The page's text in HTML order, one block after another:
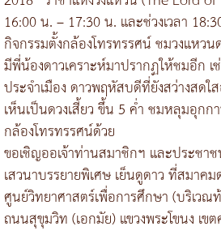
16:00 น. – 17:30 น. และช่วงเวลา
กิจกรรมตั้งกล้องโทรทรรศน์ ชมวงแหวน
มีพี่น้องดาวเคราะห์มาปรากฏให้ชมอีก
ประจำเมือง ดาวพฤหัสบดีที่ยังสว่างสด
เห็นเป็นดวงเสี้ยว ขึ้น 5 ค่ำ ชมหลุมอุก
กล้องโทรทรรศน์ด้วย
ขอเชิญออเจ้าท่านสมาชิกฯ และประชา
เสวนาบรรยายพิเศษ เย็นดูดาว ที่สมาค
ศูนย์วิทยาศาสตร์เพื่อการศึกษา (บริเวณ
ถนนสุขุมวิท (เอกมัย) แขวงพระโขนง เข